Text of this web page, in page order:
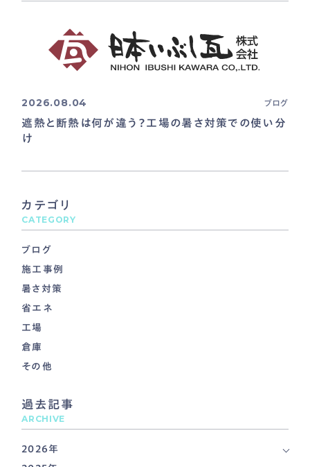
2026.08.04 ブログ
遮熱と断熱は何が違う？工場の暑さ対策での使い分
け
カテゴリ
CATEGORY
ブログ
施工事例
暑さ対策
省エネ
工場
倉庫
その他
過去記事
ARCHIVE
2026年